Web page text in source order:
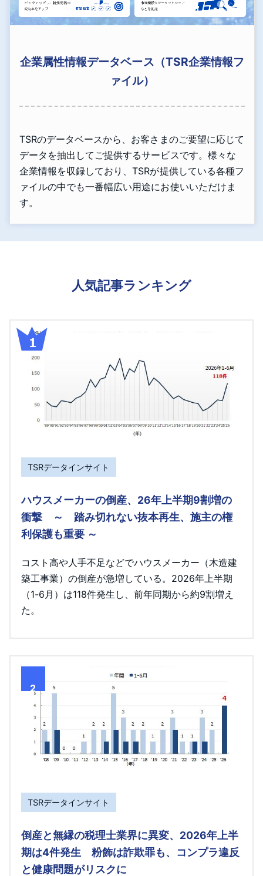
企業属性情報データベース（TSR企業情報フ
ァイル）
TSRのデータベースから、お客さまのご要望に応じて
データを抽出してご提供するサービスです。様々な
企業情報を収録しており、TSRが提供している各種フ
ァイルの中でも一番幅広い用途にお使いいただけま
す。
人気記事ランキング
TSRデータインサイト
ハウスメーカーの倒産、26年上半期9割増の
衝撃 ～ 踏み切れない抜本再生、施主の権
利保護も重要 ～
コスト高や人手不足などでハウスメーカー（木造建
築工事業）の倒産が急増している。2026年上半期
（1-6月）は118件発生し、前年同期から約9割増え
た。
2
TSRデータインサイト
倒産と無縁の税理士業界に異変、2026年上半
期は4件発生 粉飾は詐欺罪も、コンプラ違反
と健康問題がリスクに